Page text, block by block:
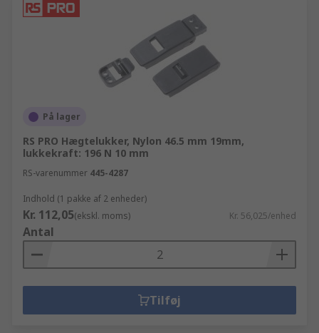
På lager
RS PRO Hægtelukker, Nylon 46.5 mm 19mm,
lukkekraft: 196 N 10 mm
RS-varenummer 445-4287
Indhold (1 pakke af 2 enheder)
Kr. 112,05(ekskl. moms) Kr. 56,025/enhed
Antal
Tilføj